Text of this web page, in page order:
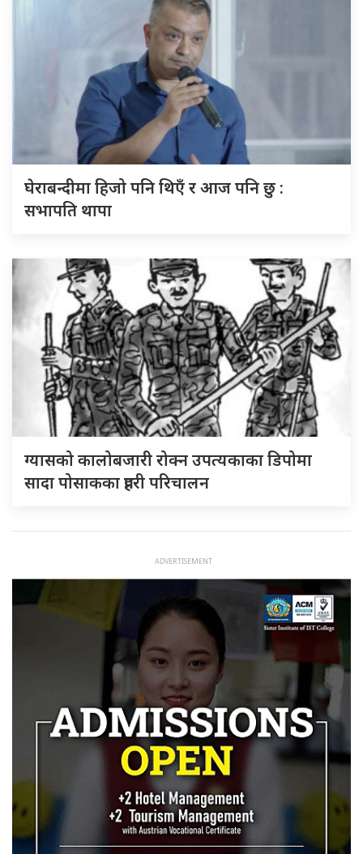
घेराबन्दीमा हिजो पनि थिएँ र आज पनि छु :
सभापति थापा
ग्यासको कालोबजारी रोक्न उपत्यकाका डिपोमा
सादा पोसाकका प्रहरी परिचालन